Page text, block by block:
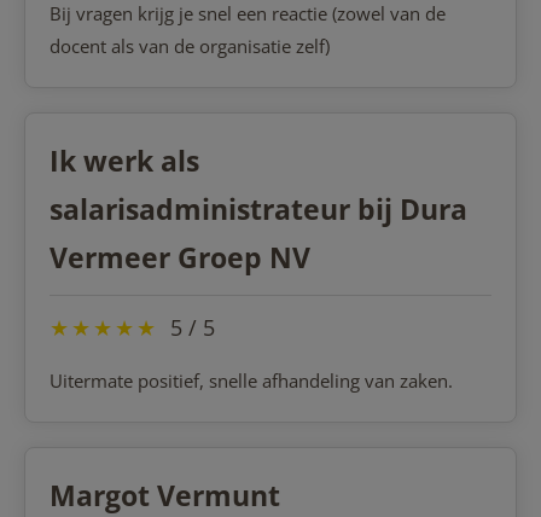
Bij vragen krijg je snel een reactie (zowel van de
docent als van de organisatie zelf)
Ik werk als
salarisadministrateur bij Dura
Vermeer Groep NV
★★★★★ 5 / 5
Uitermate positief, snelle afhandeling van zaken.
Margot Vermunt